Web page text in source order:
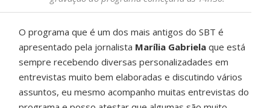
O programa que é um dos mais antigos do SBT é
apresentado pela jornalista Marília Gabriela que está
sempre recebendo diversas personalizadades em
entrevistas muito bem elaboradas e discutindo vários
assuntos, eu mesmo acompanho muitas entrevistas do